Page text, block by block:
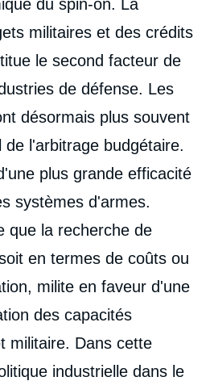
du spin-on. La
militaires et des crédits
le second facteur de
de défense. Les
désormais plus souvent
l'arbitrage budgétaire.
plus grande efficacité
systèmes d'armes.
que la recherche de
en termes de coûts ou
milite en faveur d'une
des capacités
militaire. Dans cette
industrielle dans le